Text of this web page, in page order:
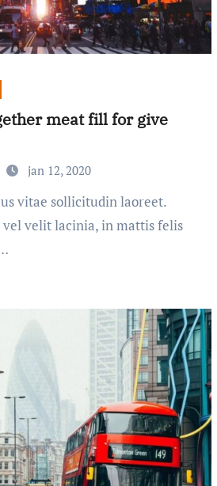
meat fill for give
jan 12, 2020
velit lacinia, in mattis felis